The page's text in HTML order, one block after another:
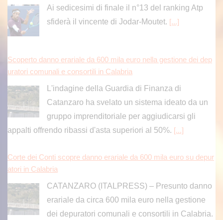
Ai sedicesimi di finale il n°13 del ranking Atp
sfiderà il vincente di Jodar-Moutet. [...]
Scoperto danno erariale da 600 mila euro nella gestione dei dep
uratori comunali e consortili in Calabria
L'indagine della Guardia di Finanza di
Catanzaro ha svelato un sistema ideato da un
gruppo imprenditoriale per aggiudicarsi gli
appalti offrendo ribassi d'asta superiori al 50%. [...]
Corte dei Conti scopre danno erariale da 600 mila euro su depur
atori in Calabria
CATANZARO (ITALPRESS) – Presunto danno
erariale da circa 600 mila euro nella gestione
dei depuratori comunali e consortili in Calabria.